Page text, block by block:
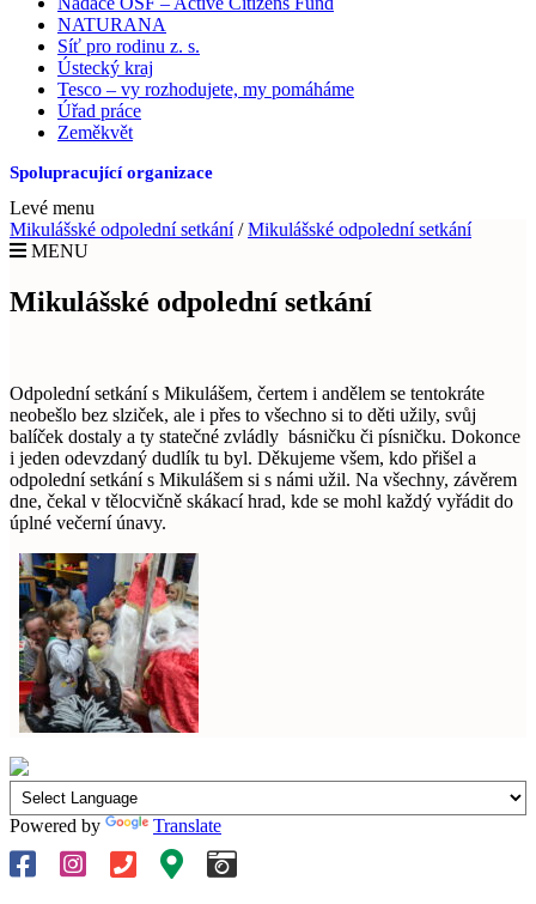
NATURANA
Síť pro rodinu z. s.
Ústecký kraj
Tesco – vy rozhodujete, my pomáháme
Úřad práce
Zeměkvět
Spolupracující organizace
Levé menu
Mikulášské odpolední setkání/Mikulášské odpolední setkání
MENU
Mikulášské odpolední setkání
Odpolední setkání s Mikulášem, čertem i andělem se tentokráte
neobešlo bez slziček, ale i přes to všechno si to děti užily, svůj
balíček dostaly a ty statečné zvládly básničku či písničku. Dokonce
i jeden odevzdaný dudlík tu byl. Děkujeme všem, kdo přišel a
odpolední setkání s Mikulášem si s námi užil. Na všechny, závěrem
dne, čekal v tělocvičně skákací hrad, kde se mohl každý vyřádit do
úplné večerní únavy.
Powered by Translate